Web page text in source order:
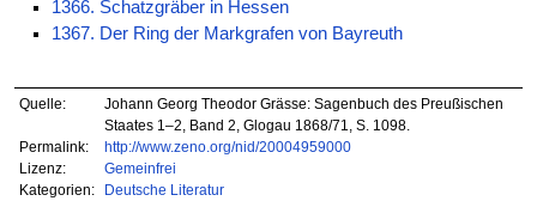
1366. Schatzgräber in Hessen
1367. Der Ring der Markgrafen von Bayreuth
Quelle:
Johann Georg Theodor Grässe: Sagenbuch des Preußischen
Staates 1–2, Band 2, Glogau 1868/71, S. 1098.
Permalink:
http://www.zeno.org/nid/20004959000
Lizenz:
Gemeinfrei
Kategorien:
Deutsche Literatur